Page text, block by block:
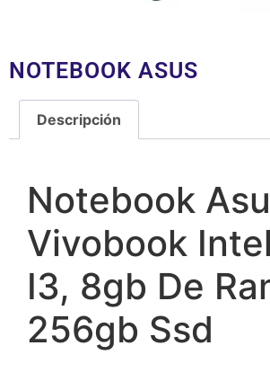
NOTEBOOK ASUS
Descripción
Notebook
Vivobook
I3, 8gb De
256gb Ssd